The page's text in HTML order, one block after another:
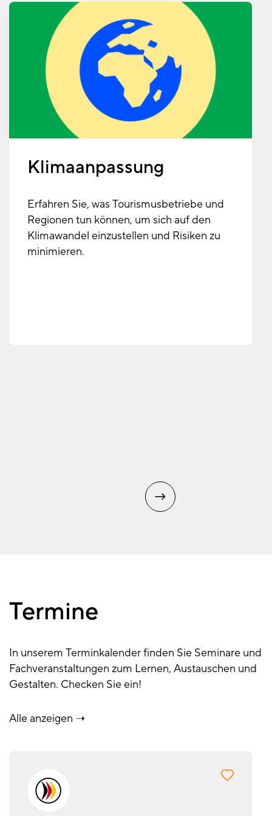
Klimaanpassung
Erfahren Sie, was Tourismusbetriebe und
Regionen tun können, um sich auf den
Klimawandel einzustellen und Risiken zu
minimieren.
Termine
In unserem Terminkalender finden Sie Seminare und
Fachveranstaltungen zum Lernen, Austauschen und
Gestalten. Checken Sie ein!
Alle anzeigen